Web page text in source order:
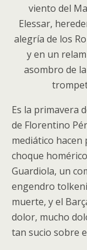
viento del
Elessar,
alegría de los
y en un
asombro de
Es la primavera
de Florentino
mediático hacen
choque
Guardiola, un
engendro
muerte, y el
dolor, mucho
tan sucio sobre